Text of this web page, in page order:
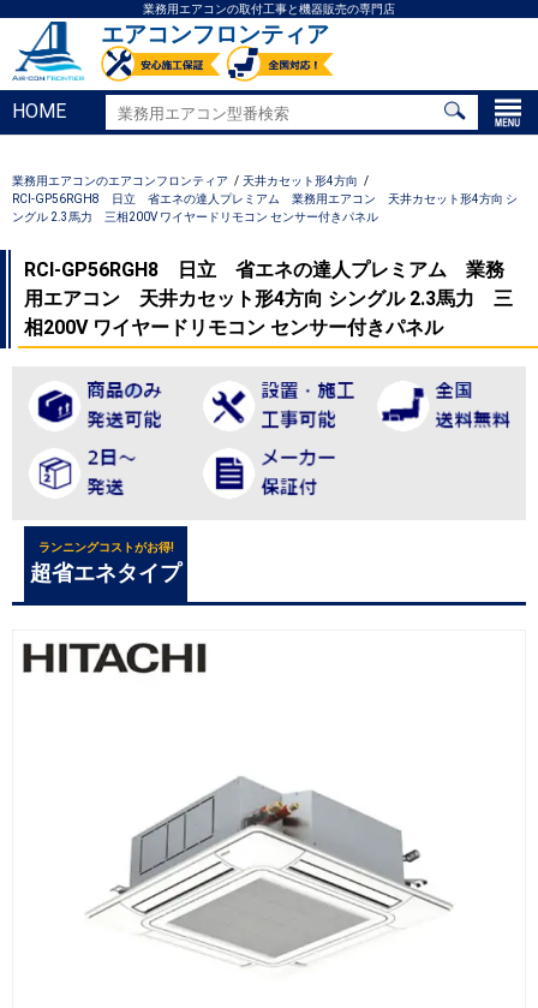
業務用エアコンの取付工事と機器販売の専門店
エアコンフロンティア
HOME
業務用エアコンのエアコンフロンティア
天井カセット形4方向
RCI-GP56RGH8 日立 省エネの達人プレミアム 業務用エアコン 天井カセット形4方向 シ
ングル 2.3馬力 三相200V ワイヤードリモコン センサー付きパネル
RCI-GP56RGH8 日立 省エネの達人プレミアム 業務
用エアコン 天井カセット形4方向 シングル 2.3馬力 三
相200V ワイヤードリモコン センサー付きパネル
ランニングコストがお得!
超省エネタイプ